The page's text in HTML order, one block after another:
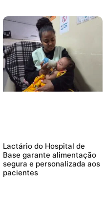
Lactário do Hospital de
Base garante alimentação
segura e personalizada aos
pacientes